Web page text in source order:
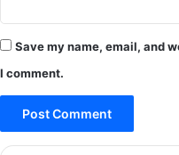
Save my name, email, and
I comment.